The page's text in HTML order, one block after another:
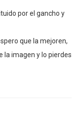
por el gancho y
que la mejoren,
la imagen y lo pierdes